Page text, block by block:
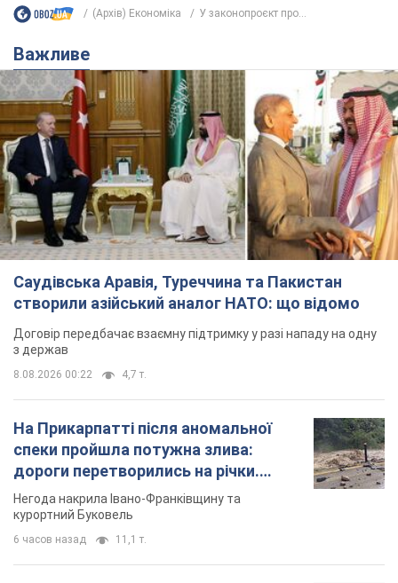
(Архів) Економіка У законопроєкт про...
Важливе
Саудівська Аравія, Туреччина та Пакистан
створили азійський аналог НАТО: що відомо
Договір передбачає взаємну підтримку у разі нападу на одну
з держав
8.08.2026 00:22 4,7 т.
На Прикарпатті після аномальної
спеки пройшла потужна злива:
дороги перетворились на річки.
Відео
Негода накрила Івано-Франківщину та
курортний Буковель
6 часов назад 11,1 т.